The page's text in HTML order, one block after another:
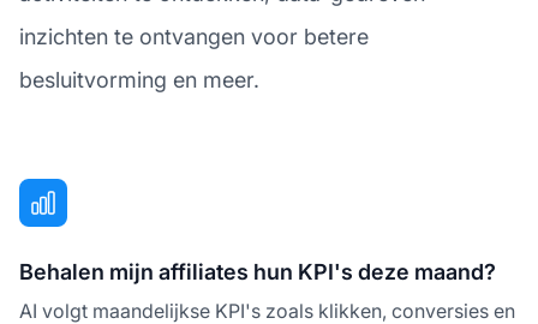
inzichten te ontvangen voor betere
besluitvorming en meer.
Behalen mijn affiliates hun KPI's deze maand?
AI volgt maandelijkse KPI's zoals klikken, conversies en